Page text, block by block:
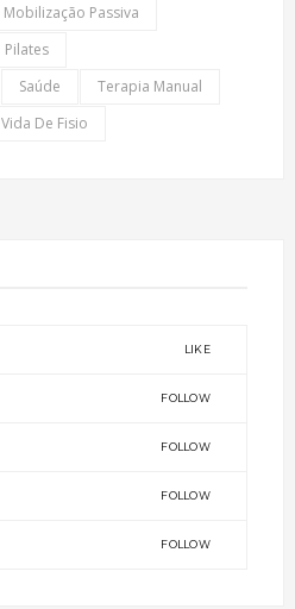
Mobilização Passiva
Pilates
Saúde
Terapia Manual
Vida De Fisio
LIKE
FOLLOW
FOLLOW
FOLLOW
FOLLOW